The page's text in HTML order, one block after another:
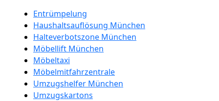
Entrümpelung
Haushaltsauflösung München
Halteverbotszone München
Möbellift München
Möbeltaxi
Möbelmitfahrzentrale
Umzugshelfer München
Umzugskartons